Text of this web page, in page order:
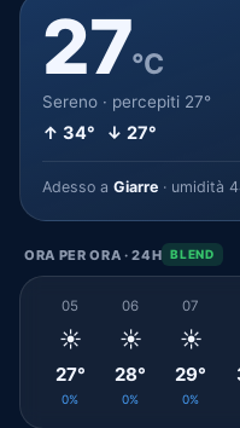
27°C
Sereno · percepiti 27°
↑ 34° ↓ 27°
Adesso a Giarre · umidità
ORA PER ORA · 24H BLEND
05
☀️
27°
0%
06
☀️
28°
0%
07
☀️
29°
0%